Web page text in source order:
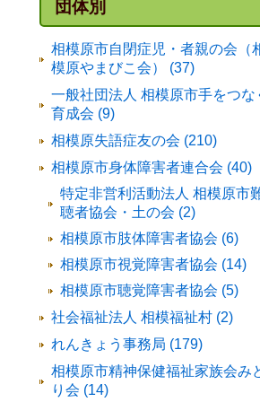
団体別
相模原市自閉症児・者親の会（
模原やまびこ会） (37)
一般社団法人 相模原市手をつな
育成会 (9)
相模原失語症友の会 (210)
相模原市身体障害者連合会 (40)
特定非営利活動法人 相模原市
聴者協会・土の会 (2)
相模原市肢体障害者協会 (6)
相模原市視覚障害者協会 (14)
相模原市聴覚障害者協会 (5)
社会福祉法人 相模福祉村 (2)
れんきょう事務局 (179)
相模原市精神保健福祉家族会み
り会 (14)